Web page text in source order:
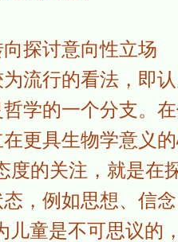
探讨意向性立场
流行的看法，即
学的一个分支。
更具生物学意义
度的关注，就是
，例如思想、信
儿童是不可思议的